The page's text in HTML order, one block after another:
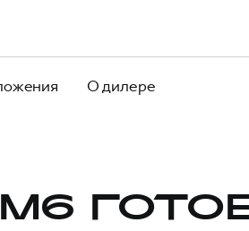
О дилере
M6